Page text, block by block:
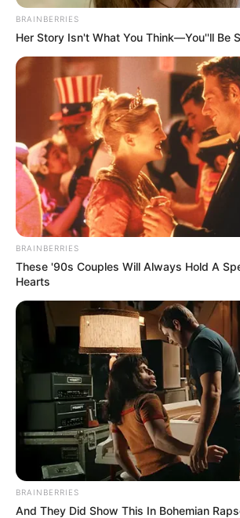
BRAINBERRIES
Her Story Isn't What You Think—You''ll Be
BRAINBERRIES
These '90s Couples Will Always Hold A
Hearts
BRAINBERRIES
And They Did Show This In Bohemian